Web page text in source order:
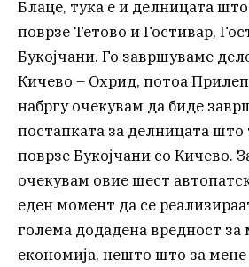
Блаце, тука е и делницата
поврзе Тетово и Гостивар,
Букојчани. Го завршуваме
Кичево – Охрид, потоа
набргу очекувам да биде
постапката за делницата што
поврзе Букојчани со Кичево.
очекувам овие шест
еден момент да се
голема додадена вредност за
економија, нешто што за мене